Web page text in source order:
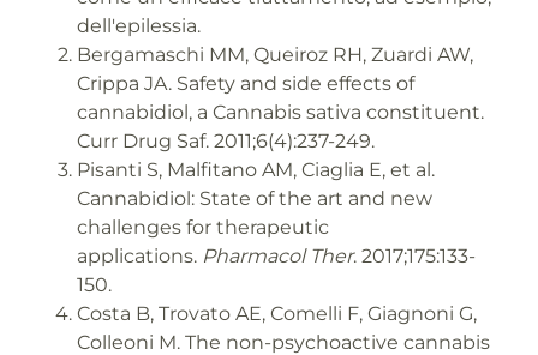
dell'epilessia.
Bergamaschi MM, Queiroz RH, Zuardi AW,
Crippa JA. Safety and side effects of
cannabidiol, a Cannabis sativa constituent.
Curr Drug Saf. 2011;6(4):237-249.
Pisanti S, Malfitano AM, Ciaglia E, et al.
Cannabidiol: State of the art and new
challenges for therapeutic
applications. Pharmacol Ther. 2017;175:133-
150.
Costa B, Trovato AE, Comelli F, Giagnoni G,
Colleoni M. The non-psychoactive cannabis